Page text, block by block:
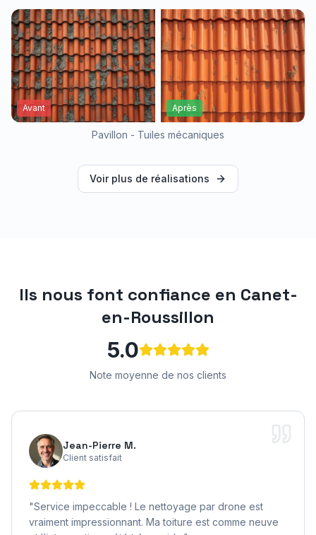
Avant Après
Pavillon - Tuiles mécaniques
Voir plus de réalisations
Ils nous font confiance en Canet-
en-Roussillon
5.0
Note moyenne de nos clients
Jean-Pierre M.
Client satisfait
"Service impeccable ! Le nettoyage par drone est
vraiment impressionnant. Ma toiture est comme neuve